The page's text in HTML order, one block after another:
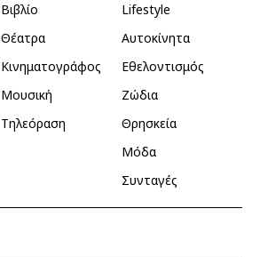
Βιβλίο
Θέατρα
Κινηματογράφος
Μουσική
Τηλεόραση
Lifestyle
Αυτοκίνητα
Εθελοντισμός
Ζώδια
Θρησκεία
Μόδα
Συνταγές